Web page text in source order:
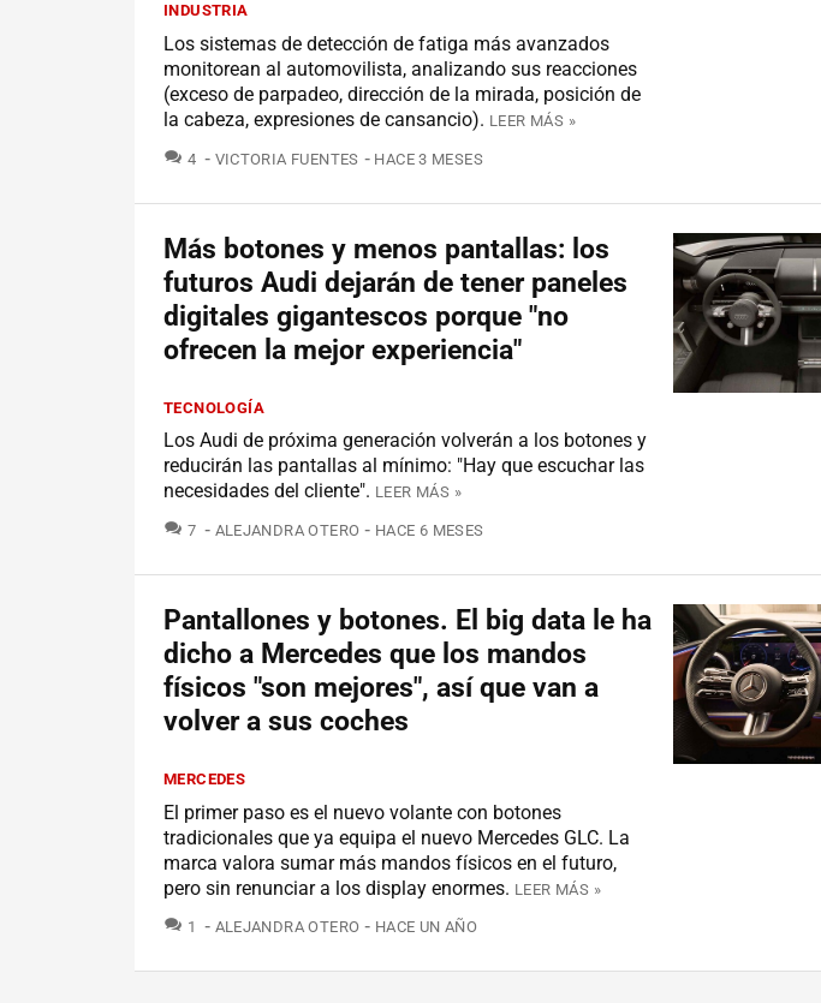
INDUSTRIA
Los sistemas de detección de fatiga más avanzados
monitorean al automovilista, analizando sus reacciones
(exceso de parpadeo, dirección de la mirada, posición de
la cabeza, expresiones de cansancio). LEER MÁS »
4 COMENTARIOS
VICTORIA FUENTES HACE 3 MESES
Más botones y menos pantallas: los
futuros Audi dejarán de tener paneles
digitales gigantescos porque "no
ofrecen la mejor experiencia"
TECNOLOGÍA
Los Audi de próxima generación volverán a los botones y
reducirán las pantallas al mínimo: "Hay que escuchar las
necesidades del cliente". LEER MÁS »
7 COMENTARIOS
ALEJANDRA OTERO HACE 6 MESES
Pantallones y botones. El big data le ha
dicho a Mercedes que los mandos
físicos "son mejores", así que van a
volver a sus coches
MERCEDES
El primer paso es el nuevo volante con botones
tradicionales que ya equipa el nuevo Mercedes GLC. La
marca valora sumar más mandos físicos en el futuro,
pero sin renunciar a los display enormes. LEER MÁS »
1 COMENTARIOS
ALEJANDRA OTERO HACE UN AÑO